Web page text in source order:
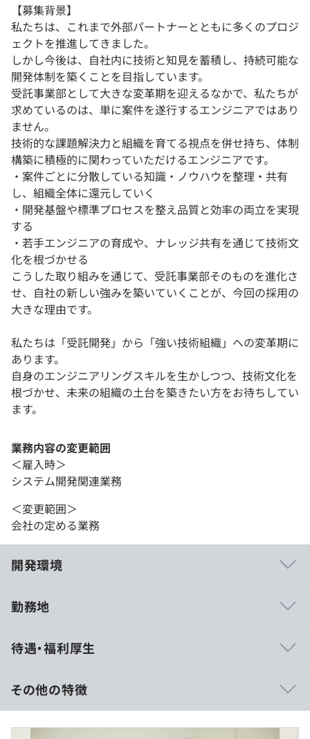
【募集背景】
私たちは、これまで外部パートナーとともに多くのプロジ
ェクトを推進してきました。
しかし今後は、自社内に技術と知見を蓄積し、持続可能な
開発体制を築くことを目指しています。
受託事業部として大きな変革期を迎えるなかで、私たちが
求めているのは、単に案件を遂行するエンジニアではあり
ません。
技術的な課題解決力と組織を育てる視点を併せ持ち、体制
構築に積極的に関わっていただけるエンジニアです。
・案件ごとに分散している知識・ノウハウを整理・共有
し、組織全体に還元していく
・開発基盤や標準プロセスを整え品質と効率の両立を実現
する
・若手エンジニアの育成や、ナレッジ共有を通じて技術文
化を根づかせる
こうした取り組みを通じて、受託事業部そのものを進化さ
せ、自社の新しい強みを築いていくことが、今回の採用の
大きな理由です。
私たちは「受託開発」から「強い技術組織」への変革期に
あります。
自身のエンジニアリングスキルを生かしつつ、技術文化を
根づかせ、未来の組織の土台を築きたい方をお待ちしてい
ます。
業務内容の変更範囲
＜雇入時＞
システム開発関連業務
＜変更範囲＞
会社の定める業務
開発環境
・某アパレル会社向け業務システム開発（PKG導入）
・AIによるオンラインテストのリモート監視サービス開発
（SaaS）
・自社サービス（SaaS）
ほか
勤務地
待遇・福利厚生
月収：40万円以上
※経験・能力を考慮の上、当社規定により決定いたしま
その他の特徴